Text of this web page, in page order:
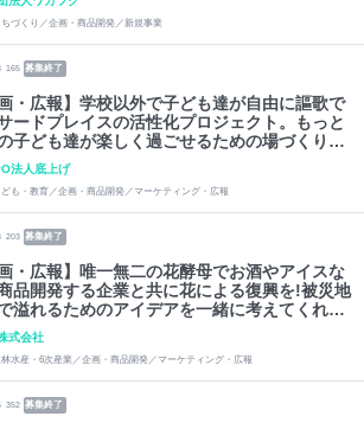
づくり／企画・商品開発／新規事業
165 募集終了
画・広報】学校以外で子ども達が自由に謳歌で
ードプレイスの活性化プロジェクト。もっと
子ども達が楽しく過ごせるための場づくりを
しませんか?
法人底上げ
も・教育／企画・商品開発／マーケティング・広報
203 募集終了
画・広報】唯一無二の花酵母でお酒やアイスな
品開発する企業と共に花による復興を!被災地
溢れるためのアイデアを一緒に考えてくれる
募集します。
式会社
水産・6次産業／企画・商品開発／マーケティング・広報
352 募集終了